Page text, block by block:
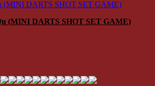
(MINI DARTS SHOT SET GAME)